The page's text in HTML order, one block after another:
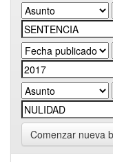
Comenzar nueva